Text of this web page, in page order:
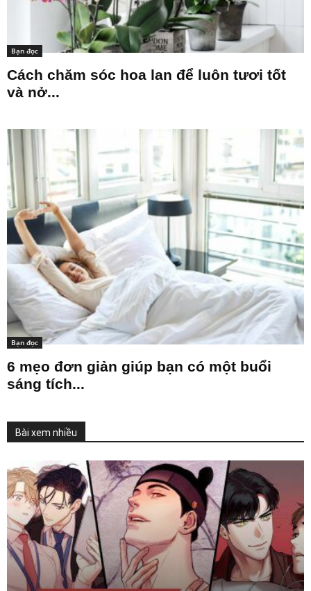
Bạn đọc
Cách chăm sóc hoa lan để luôn tươi tốt
và nở...
Bạn đọc
6 mẹo đơn giản giúp bạn có một buổi
sáng tích...
Bài xem nhiều